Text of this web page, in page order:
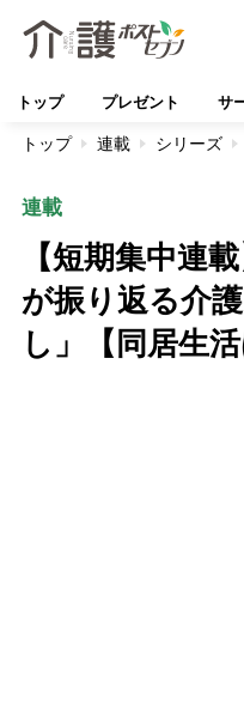
トップ プレゼント サ
トップ 連載 シリーズ
連載
【短期集中連
が振り返る介
し」【同居生